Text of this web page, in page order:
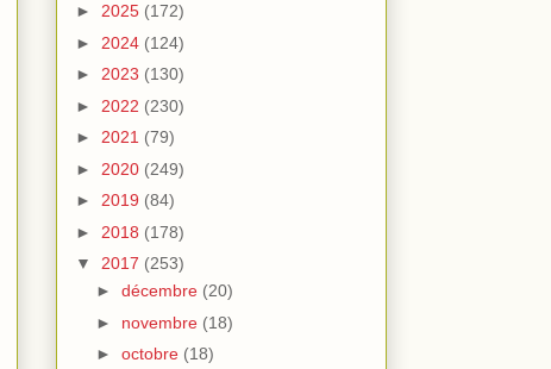
► 2025 (172)
► 2024 (124)
► 2023 (130)
► 2022 (230)
► 2021 (79)
► 2020 (249)
► 2019 (84)
► 2018 (178)
▼ 2017 (253)
► décembre (20)
► novembre (18)
► octobre (18)